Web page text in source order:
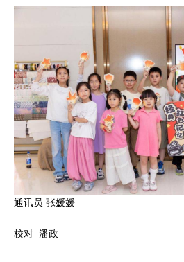
通讯员 张媛媛
校对 潘政